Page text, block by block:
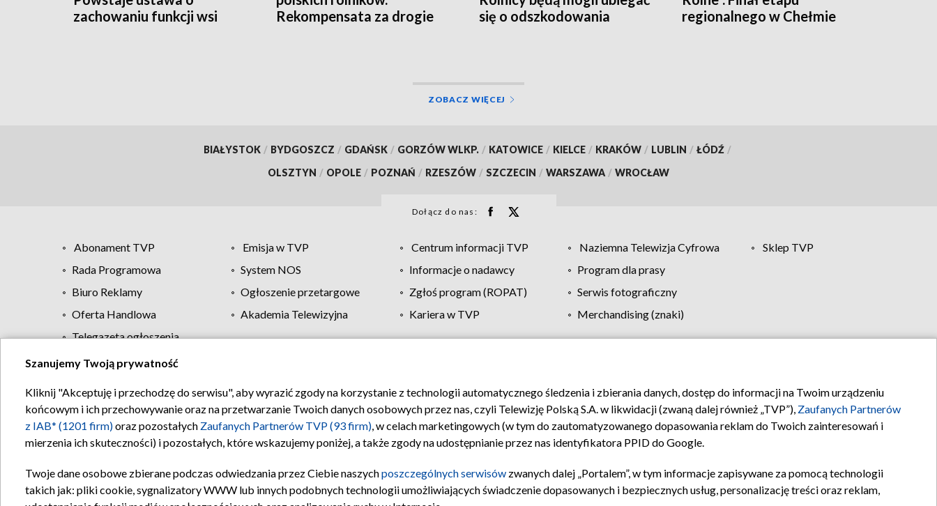
zachowaniu funkcji wsi
Rekompensata za drogie
się o odszkodowania
regionalnego w Chełmie
ZOBACZ WIĘCEJ
BIAŁYSTOK / BYDGOSZCZ / GDAŃSK / GORZÓW WLKP. / KATOWICE / KIELCE / KRAKÓW / LUBLIN / ŁÓDŹ /
OLSZTYN / OPOLE / POZNAŃ / RZESZÓW / SZCZECIN / WARSZAWA / WROCŁAW
Dołącz do nas:
Abonament TVP Emisja w TVP Centrum informacji TVP Naziemna Telewizja Cyfrowa
Sklep TVP
Rada Programowa
System NOS Informacje o nadawcy
Program dla prasy
Biuro Reklamy
Ogłoszenie przetargowe Zgłoś program (ROPAT)
Serwis fotograficzny
Oferta Handlowa
Akademia Telewizyjna Kariera w TVP
Merchandising (znaki)
Telegazeta ogłoszenia
Regulamin TVP Polityka prywatności Moje zgody Pomoc Biuro reklamy Kontakt
Szanujemy Twoją prywatność
Kliknij "Akceptuję i przechodzę do serwisu", aby wyrazić zgody na korzystanie z technologii automatycznego śledzenia i zbierania danych, dostęp do informacji na Twoim urządzeniu
końcowym i ich przechowywanie oraz na przetwarzanie Twoich danych osobowych przez nas, czyli Telewizję Polską S.A. w likwidacji (zwaną dalej również „TVP”), Zaufanych Partnerów
z IAB* (1201 firm)oraz pozostałych Zaufanych Partnerów TVP (93 firm), w celach marketingowych (w tym do zautomatyzowanego dopasowania reklam do Twoich zainteresowań i
mierzenia ich skuteczności) i pozostałych, które wskazujemy poniżej, a także zgody na udostępnianie przez nas identyfikatora PPID do Google.
Twoje dane osobowe zbierane podczas odwiedzania przez Ciebie naszychposzczególnych serwisów zwanych dalej „Portalem”, w tym informacje zapisywane za pomocą technologii
takich jak: pliki cookie, sygnalizatory WWW lub innych podobnych technologii umożliwiających świadczenie dopasowanych i bezpiecznych usług, personalizację treści oraz reklam,